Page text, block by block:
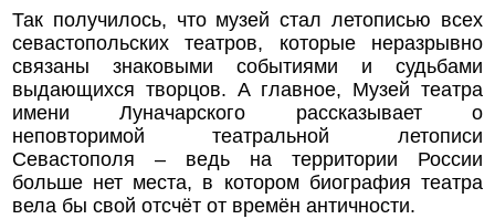
Так получилось, что музей стал летописью всех
севастопольских театров, которые неразрывно
связаны знаковыми событиями и судьбами
выдающихся творцов. А главное, Музей театра
имени Луначарского рассказывает о
неповторимой театральной летописи
Севастополя – ведь на территории России
больше нет места, в котором биография театра
вела бы свой отсчёт от времён античности.